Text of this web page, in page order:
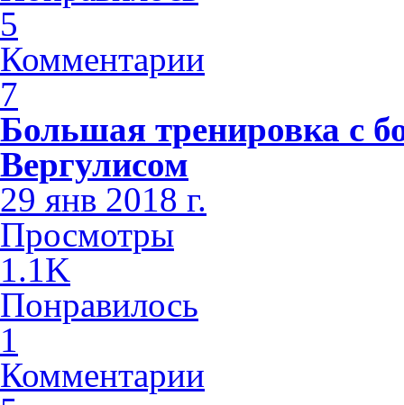
5
Комментарии
7
Большая тренировка с
Вергулисом
29 янв 2018 г.
Просмотры
1.1K
Понравилось
1
Комментарии